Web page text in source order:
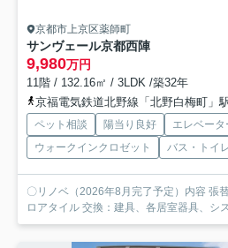
京都市上京区薬師町
サンヴェール京都西陣
9,980万円
11階 / 132.16㎡ / 3LDK /築32年
京福電気鉄道北野線「北野白梅町」駅 バス9分 京
ペット相談 陽当り良好 エレベータ
ウォークインクロゼット
バス・トイ
〇リノベ（2026年8月完了予定）内容 張
ロアタイル 交換：建具、各居室器具、シ